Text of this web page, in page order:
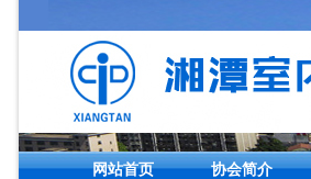
网站首页 协会简介